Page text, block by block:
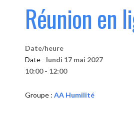
Réunion en
Date/heure
Date - lundi 17 mai 2027
10:00 - 12:00
Groupe : AA Humilité